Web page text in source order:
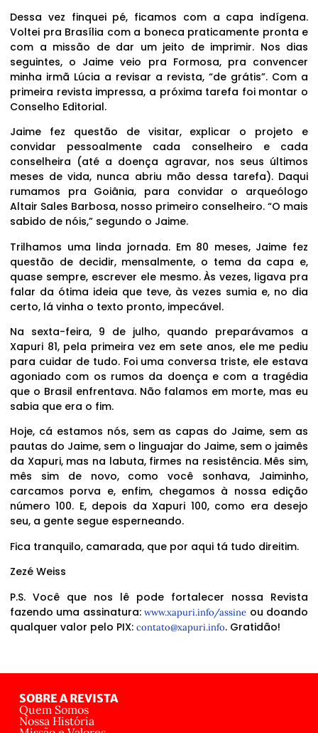
Dessa vez finquei pé, ficamos com a capa indígena.
Voltei pra Brasília com a boneca praticamente pronta e
com a missão de dar um jeito de imprimir. Nos dias
seguintes, o Jaime veio pra Formosa, pra convencer
minha irmã Lúcia a revisar a revista, “de grátis”. Com a
primeira revista impressa, a próxima tarefa foi montar o
Conselho Editorial.
Jaime fez questão de visitar, explicar o projeto e
convidar pessoalmente cada conselheiro e cada
conselheira (até a doença agravar, nos seus últimos
meses de vida, nunca abriu mão dessa tarefa). Daqui
rumamos pra Goiânia, para convidar o arqueólogo
Altair Sales Barbosa, nosso primeiro conselheiro. “O mais
sabido de nóis,” segundo o Jaime.
Trilhamos uma linda jornada. Em 80 meses, Jaime fez
questão de decidir, mensalmente, o tema da capa e,
quase sempre, escrever ele mesmo. Às vezes, ligava pra
falar da ótima ideia que teve, às vezes sumia e, no dia
certo, lá vinha o texto pronto, impecável.
Na sexta-feira, 9 de julho, quando preparávamos a
Xapuri 81, pela primeira vez em sete anos, ele me pediu
para cuidar de tudo. Foi uma conversa triste, ele estava
agoniado com os rumos da doença e com a tragédia
que o Brasil enfrentava. Não falamos em morte, mas eu
sabia que era o fim.
Hoje, cá estamos nós, sem as capas do Jaime, sem as
pautas do Jaime, sem o linguajar do Jaime, sem o jaimês
da Xapuri, mas na labuta, firmes na resistência. Mês sim,
mês sim de novo, como você sonhava, Jaiminho,
carcamos porva e, enfim, chegamos à nossa edição
número 100. E, depois da Xapuri 100, como era desejo
seu, a gente segue esperneando.
Fica tranquilo, camarada, que por aqui tá tudo direitim.
Zezé Weiss
P.S. Você que nos lê pode fortalecer nossa Revista
fazendo uma assinatura:www.xapuri.info/assine ou doando
qualquer valor pelo PIX: contato@xapuri.info. Gratidão!
SOBRE A REVISTA
Quem Somos
Nossa História